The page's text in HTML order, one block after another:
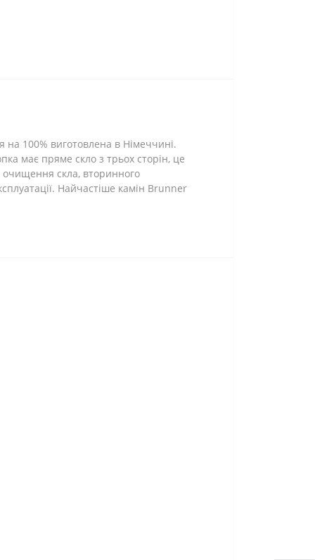
100% виготовлена в Німеччині.
має пряме скло з трьох сторін, це
очищення скла, вторинного
Найчастіше камін Brunner